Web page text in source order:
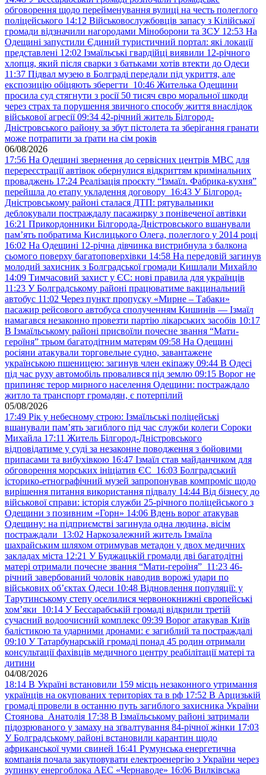
обговорення щодо перейменування вулиці на честь полеглого
поліцейського 14:12 Військовослужбовців запасу з Кілійської
громади відзначили нагородами Міноборони та ЗСУ 12:53 На
Одещині запустили Єдиний туристичний портал: які локації
представлені 12:02 Ізмаїльські гвардійці виявили 12-річного
хлопця, який після сварки з батьками хотів втекти до Одеси
11:37 Підвал музею в Болграді передали під укриття, але
експозицію обіцяють зберегти 10:46 Жителька Одещини
просила суд стягнути з росії 50 тисяч євро моральної шкоди
через страх та порушення звичного способу життя внаслідок
військової агресії 09:34 42-річний житель Білгород-
Дністровського району за збут пістолета та зберігання гранати
може потрапити за ґрати на сім років
06/08/2026
17:56 На Одещині звернення до сервісних центрів МВС для
перереєстрації автівок обернулися відкриттям кримінальних
проваджень 17:24 Реалізація проєкту “Ізмаїл. Фабрика-кухня”
перейшла до етапу укладення договору 16:43 У Білгород-
Дністровському районі сталася ДТП: рятувальники
деблокували постраждалу пасажирку з понівеченої автівки
16:21 Прикордонники Білгорода-Дністровського вшанували
пам’ять побратима Кислицького Олега, полеглого у 2014 році
16:02 На Одещині 12-річна дівчинка вистрибнула з балкона
сьомого поверху багатоповерхівки 14:58 На передовій загинув
молодий захисник з Болградської громади Кишлали Михайло
14:09 Тимчасовий захист у ЄС: нові правила для українців
11:23 У Болградському районі працюватиме вакцинальний
автобус 11:02 Через пункт пропуску «Мирне – Табаки»
пасажир рейсового автобуса сполученням Кишинів — Ізмаїл
намагався незаконно провезти партію лікарських засобів 10:17
В Ізмаїльському районі присвоїли почесне звання “Мати-
героїня” трьом багатодітним матерям 09:58 На Одещині
росіяни атакували торговельне судно, завантажене
українською пшеницею: загинув член екіпажу 09:44 В Одесі
під час руху автомобіль провалився під землю 09:15 Ворог не
припиняє терор мирного населення Одещини: постраждало
житло та транспорт громадян, є потерпілий
05/08/2026
17:49 Рік у небесному строю: Ізмаїльські поліцейські
вшанували пам’ять загиблого під час служби колеги Сороки
Михайла 17:11 Житель Білгород-Дністровського
відповідатиме у суді за незаконне поводження з бойовими
припасами та вибухівкою 16:47 Ізмаїл став майданчиком для
обговорення морських ініціатив ЄС 16:03 Болградський
історико-етнографічний музей запропонував компроміс щодо
вирішення питання використання підвалу 14:44 Від бізнесу до
військової справи: історія служби 25-річного поліцейського з
Одещини з позивним «Горн» 14:06 Вдень ворог атакував
Одещину: на підприємстві загинула одна людина, вісім
постраждали 13:02 Наркозалежний житель Ізмаїла
шахрайським шляхом отримував метадон у двох медичних
закладах міста 12:21 У Буджацькій громади дві багатодітні
матері отримали почесне звання “Мати-героїня” 11:23 46-
річний завербований чоловік наводив ворожі удари по
військових обʼєктах Одеси 10:48 Відновлення популяції: у
Тарутинському степу оселилися червонокнижні європейські
хом’яки 10:14 У Бессарабській громаді відкрили третій
сучасний водоочисний комплекс 09:39 Ворог атакував Київ
балістикою та ударними дронами: є загиблий та постраждалі
09:10 У Татарбунарській громаді понад 45 родин отримали
консультації фахівців медичного центру реабілітації матері та
дитини
04/08/2026
18:14 В Україні встановили 159 місць незаконного утримання
українців на окупованих територіях та в рф 17:52 В Арцизькій
громаді провели в останню путь загиблого захисника України
Стоянова Анатолія 17:38 В Ізмаїльському районі затримали
підозрюваного у замаху на зґвалтування 84-річної жінки 17:03
У Болградському районі встановили карантин щодо
африканської чуми свиней 16:41 Румунська енергетична
компанія почала закуповувати електроенергію з України через
зупинку енергоблока АЕС «Чернаводе» 16:06 Вилківська